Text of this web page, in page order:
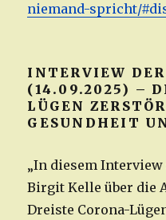
niemand-spricht/
INTERVIEW
(14.09.2025) –
LÜGEN
GESUNDHEIT
„In diesem
Birgit Kelle über die
Dreiste Corona-